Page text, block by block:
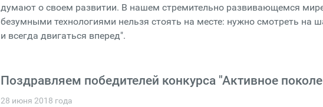
думают о своем развитии. В нашем стремительно развивающемся
безумными технологиями нельзя стоять на месте: нужно смотреть на
и всегда двигаться вперед".
Поздравляем победителей конкурса "Активное
28 июня 2018 года